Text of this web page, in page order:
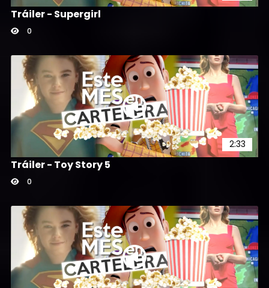
Tráiler - Supergirl
0
2:33
Tráiler - Toy Story 5
0